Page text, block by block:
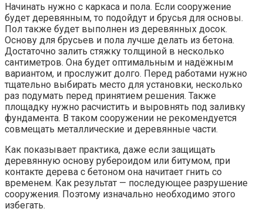
Начинать нужно с каркаса и пола. Если сооружение
будет деревянным, то подойдут и брусья для основы.
Пол также будет выполнен из деревянных досок.
Основу для брусьев и пола лучше делать из бетона.
Достаточно залить стяжку толщиной в несколько
сантиметров. Она будет оптимальным и надёжным
вариантом, и прослужит долго. Перед работами нужно
тщательно выбирать место для установки, несколько
раз подумать перед принятием решения. Также
площадку нужно расчистить и выровнять под заливку
фундамента. В таком сооружении не рекомендуется
совмещать металлические и деревянные части.
Как показывает практика, даже если защищать
деревянную основу рубероидом или битумом, при
контакте дерева с бетоном она начитает гнить со
временем. Как результат — последующее разрушение
сооружения. Поэтому изначально необходимо этого
избегать.